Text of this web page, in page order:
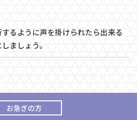
るように声を掛けられたら出来る
ましょう。
お急ぎの方